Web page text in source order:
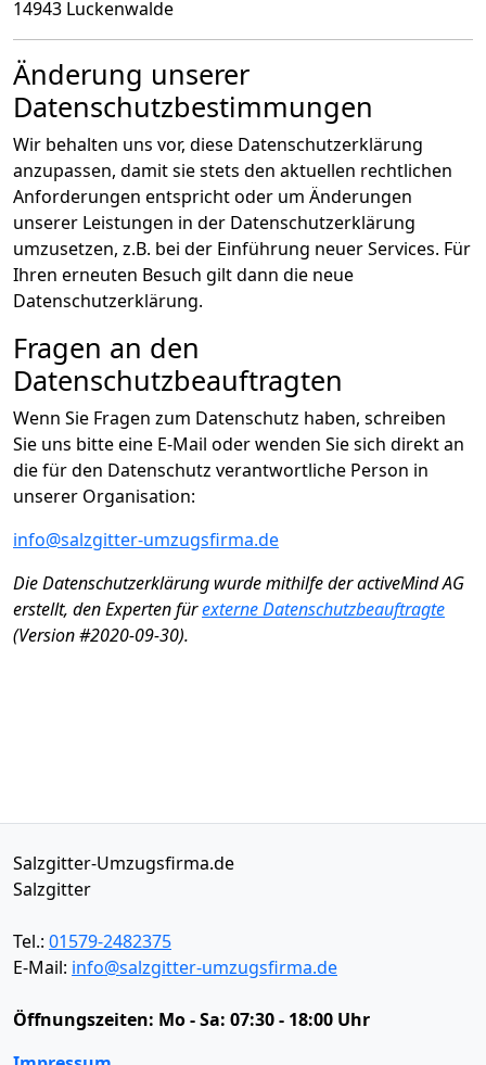
14943 Luckenwalde
Änderung unserer
Datenschutzbestimmungen
Wir behalten uns vor, diese Datenschutzerklärung
anzupassen, damit sie stets den aktuellen rechtlichen
Anforderungen entspricht oder um Änderungen
unserer Leistungen in der Datenschutzerklärung
umzusetzen, z.B. bei der Einführung neuer Services. Für
Ihren erneuten Besuch gilt dann die neue
Datenschutzerklärung.
Fragen an den
Datenschutzbeauftragten
Wenn Sie Fragen zum Datenschutz haben, schreiben
Sie uns bitte eine E-Mail oder wenden Sie sich direkt an
die für den Datenschutz verantwortliche Person in
unserer Organisation:
info@salzgitter-umzugsfirma.de
Die Datenschutzerklärung wurde mithilfe der activeMind AG
erstellt, den Experten fürexterne Datenschutzbeauftragte
(Version #2020-09-30).
Salzgitter-Umzugsfirma.de
Salzgitter
Tel.: 01579-2482375
E-Mail: info@salzgitter-umzugsfirma.de
Öffnungszeiten: Mo - Sa: 07:30 - 18:00 Uhr